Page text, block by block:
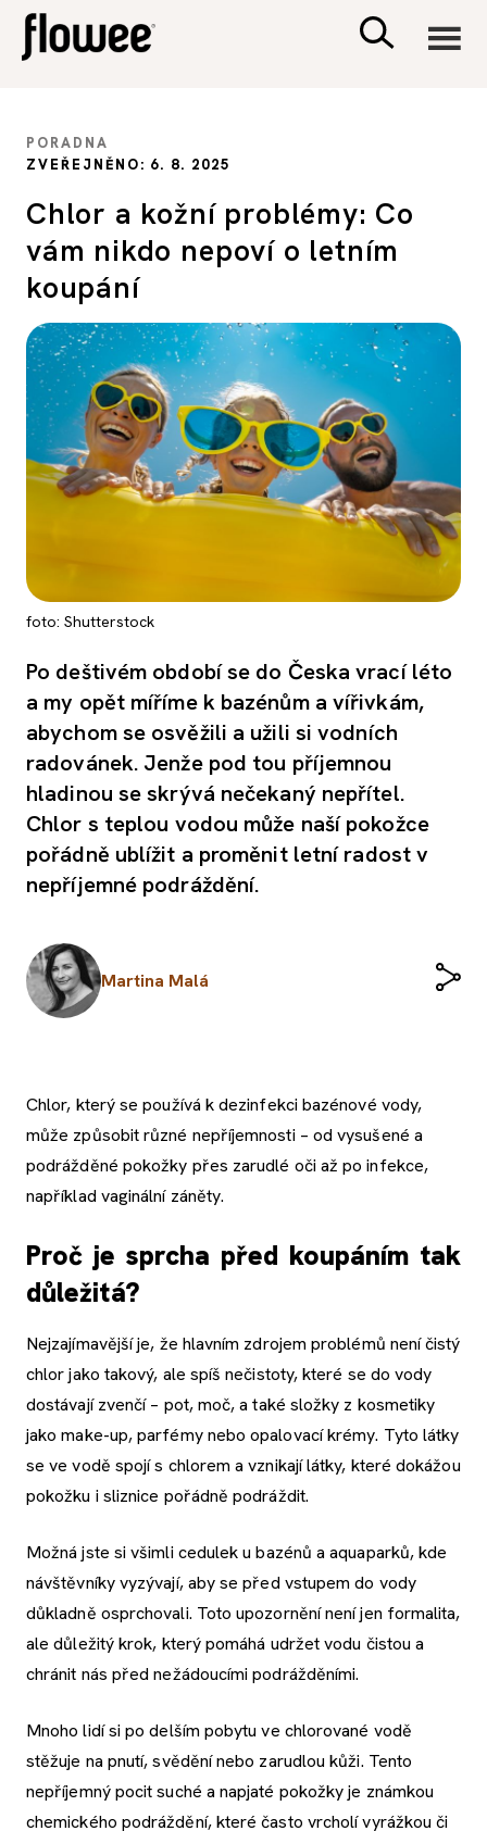
PSYCHOLOGIE
SEX A VZTAHY
PORADNA
PORADNA
ZVEŘEJNĚNO: 6. 8. 2025
Chlor a kožní problémy: Co
vám nikdo nepoví o letním
koupání
foto: Shutterstock
Po deštivém období se do Česka vrací léto
a my opět míříme k bazénům a vířivkám,
abychom se osvěžili a užili si vodních
radovánek. Jenže pod tou příjemnou
hladinou se skrývá nečekaný nepřítel.
Chlor s teplou vodou může naší pokožce
pořádně ublížit a proměnit letní radost v
nepříjemné podráždění.
Martina Malá
Chlor, který se používá k dezinfekci bazénové vody,
může způsobit různé nepříjemnosti – od vysušené a
podrážděné pokožky přes zarudlé oči až po infekce,
například vaginální záněty.
Proč je sprcha před koupáním tak
důležitá?
Nejzajímavější je, že hlavním zdrojem problémů není čistý
chlor jako takový, ale spíš nečistoty, které se do vody
dostávají zvenčí – pot, moč, a také složky z kosmetiky
jako make-up, parfémy nebo opalovací krémy. Tyto látky
se ve vodě spojí s chlorem a vznikají látky, které dokážou
pokožku i sliznice pořádně podráždit.
Možná jste si všimli cedulek u bazénů a aquaparků, kde
návštěvníky vyzývají, aby se před vstupem do vody
důkladně osprchovali. Toto upozornění není jen formalita,
ale důležitý krok, který pomáhá udržet vodu čistou a
chránit nás před nežádoucími podrážděními.
Mnoho lidí si po delším pobytu ve chlorované vodě
stěžuje na pnutí, svědění nebo zarudlou kůži. Tento
nepříjemný pocit suché a napjaté pokožky je známkou
chemického podráždění, které často vrcholí vyrážkou či